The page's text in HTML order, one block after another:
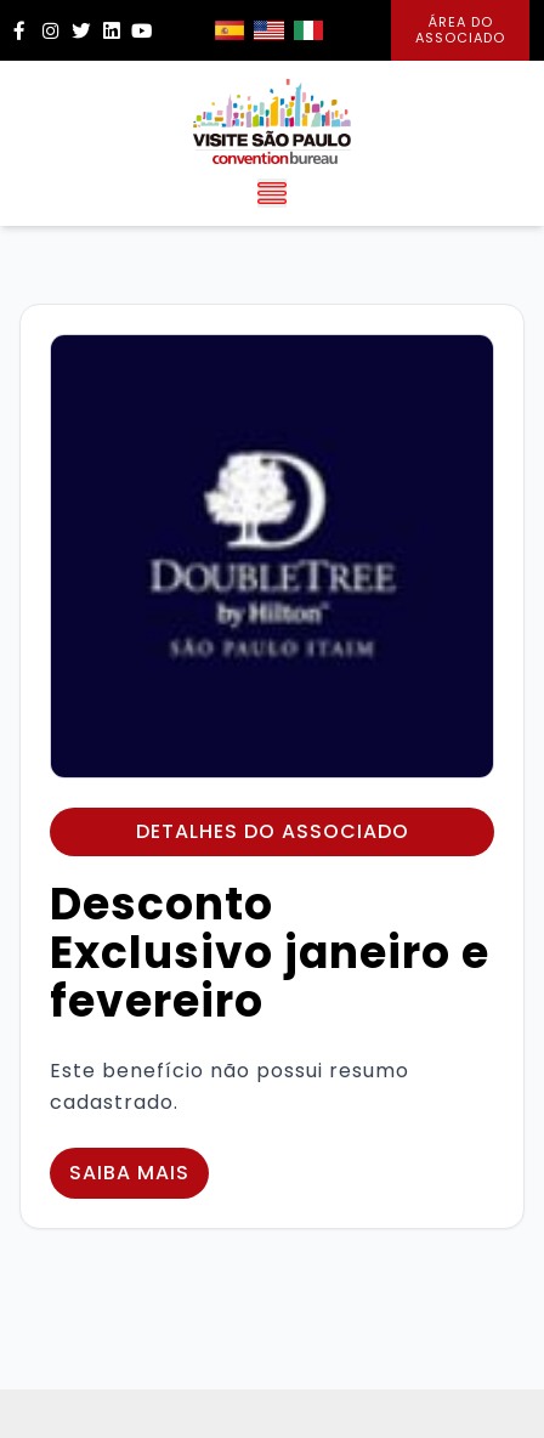
Facebook
Instagram
Twitter
LinkedIn
YouTube
ÁREA DO
ASSOCIADO
DETALHES DO ASSOCIADO
Desconto
Exclusivo janeiro e
fevereiro
Este benefício não possui resumo
cadastrado.
SAIBA MAIS